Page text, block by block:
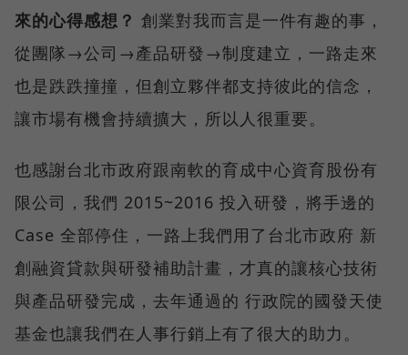
來的心得感想？ 創業對我而言是一件有趣的事，
從團隊→公司→產品研發→制度建立，一路走來
也是跌跌撞撞，但創立夥伴都支持彼此的信念，
讓市場有機會持續擴大，所以人很重要。
也感謝台北市政府跟南軟的育成中心資育股份有
限公司，我們 2015~2016 投入研發，將手邊的
Case 全部停住，一路上我們用了台北市政府 新
創融資貸款與研發補助計畫，才真的讓核心技術
與產品研發完成，去年通過的 行政院的國發天使
基金也讓我們在人事行銷上有了很大的助力。